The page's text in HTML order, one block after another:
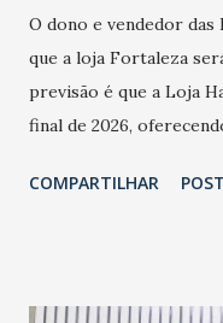
O dono e vendedor das
que a loja Fortaleza
previsão é que a Loja
final de 2026,
Havan Fortaleza ainda
COMPARTILHAR